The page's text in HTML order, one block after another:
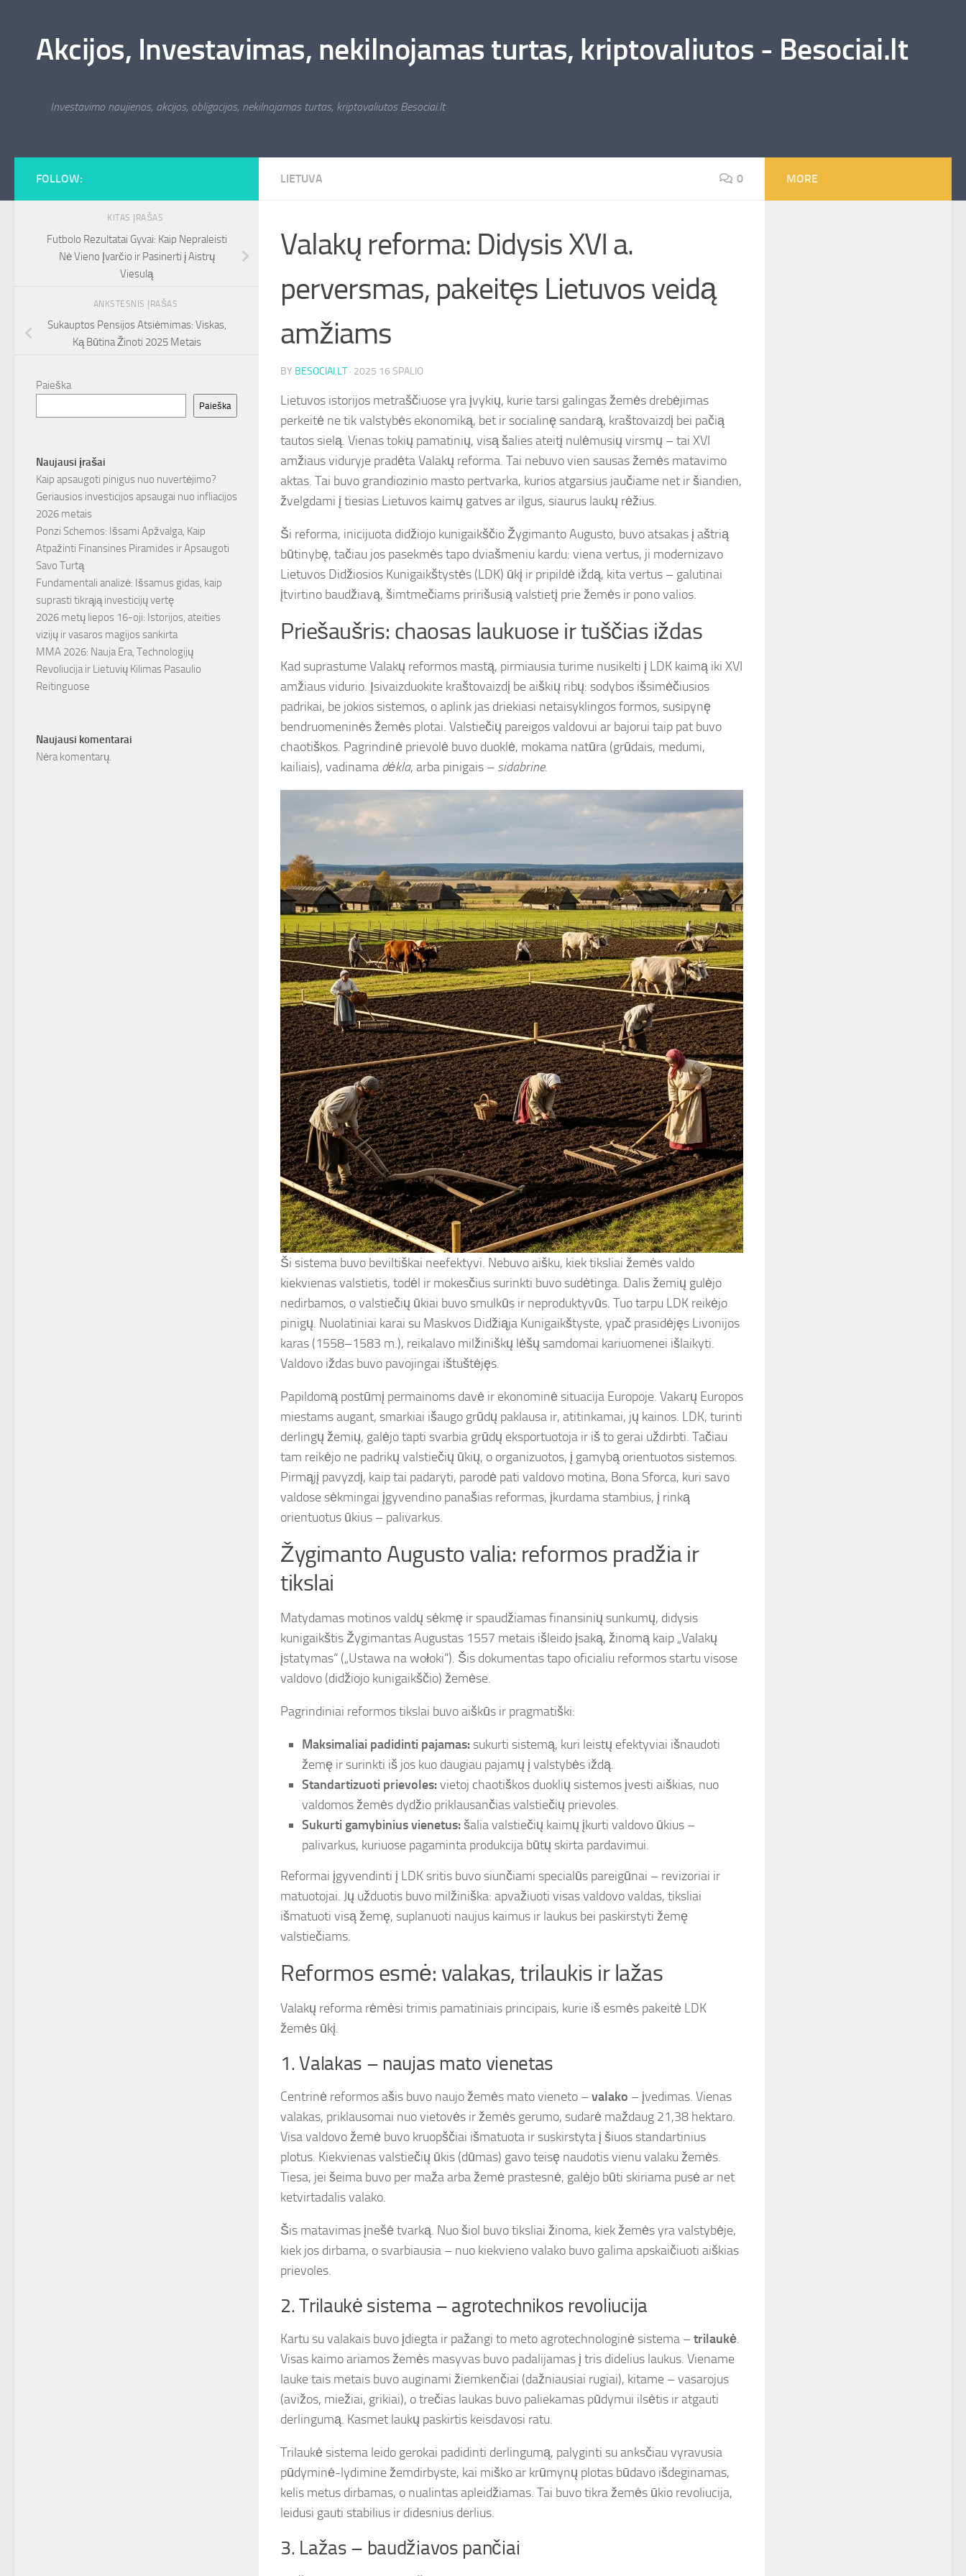
Akcijos, Investavimas, nekilnojamas turtas, kriptovaliutos - Besociai.lt
Investavimo naujienos, akcijos, obligacijos, nekilnojamas turtas, kriptovaliutos Besociai.lt
LIETUVA 0
Valakų reforma: Didysis XVI a.
perversmas, pakeitęs Lietuvos veidą
amžiams
BY BESOCIAI.LT · 2025 16 SPALIO
Lietuvos istorijos metraščiuose yra įvykių, kurie tarsi galingas žemės drebėjimas
perkeitė ne tik valstybės ekonomiką, bet ir socialinę sandarą, kraštovaizdį bei pačią
tautos sielą. Vienas tokių pamatinių, visą šalies ateitį nulėmusių virsmų – tai XVI
amžiaus viduryje pradėta Valakų reforma. Tai nebuvo vien sausas žemės matavimo
aktas. Tai buvo grandiozinio masto pertvarka, kurios atgarsius jaučiame net ir šiandien,
žvelgdami į tiesias Lietuvos kaimų gatves ar ilgus, siaurus laukų rėžius.
Ši reforma, inicijuota didžiojo kunigaikščio Žygimanto Augusto, buvo atsakas į aštrią
būtinybę, tačiau jos pasekmės tapo dviašmeniu kardu: viena vertus, ji modernizavo
Lietuvos Didžiosios Kunigaikštystės (LDK) ūkį ir pripildė iždą, kita vertus – galutinai
įtvirtino baudžiavą, šimtmečiams pririšusią valstietį prie žemės ir pono valios.
Priešaušris: chaosas laukuose ir tuščias iždas
Kad suprastume Valakų reformos mastą, pirmiausia turime nusikelti į LDK kaimą iki XVI
amžiaus vidurio. Įsivaizduokite kraštovaizdį be aiškių ribų: sodybos išsimėčiusios
padrikai, be jokios sistemos, o aplink jas driekiasi netaisyklingos formos, susipynę
bendruomeninės žemės plotai. Valstiečių pareigos valdovui ar bajorui taip pat buvo
chaotiškos. Pagrindinė prievolė buvo duoklė, mokama natūra (grūdais, medumi,
kailiais), vadinama dėkla, arba pinigais – sidabrine.
Ši sistema buvo beviltiškai neefektyvi. Nebuvo aišku, kiek tiksliai žemės valdo
kiekvienas valstietis, todėl ir mokesčius surinkti buvo sudėtinga. Dalis žemių gulėjo
nedirbamos, o valstiečių ūkiai buvo smulkūs ir neproduktyvūs. Tuo tarpu LDK reikėjo
pinigų. Nuolatiniai karai su Maskvos Didžiąja Kunigaikštyste, ypač prasidėjęs Livonijos
karas (1558–1583 m.), reikalavo milžiniškų lėšų samdomai kariuomenei išlaikyti.
Valdovo iždas buvo pavojingai ištuštėjęs.
Papildomą postūmį permainoms davė ir ekonominė situacija Europoje. Vakarų Europos
miestams augant, smarkiai išaugo grūdų paklausa ir, atitinkamai, jų kainos. LDK, turinti
derlingų žemių, galėjo tapti svarbia grūdų eksportuotoja ir iš to gerai uždirbti. Tačiau
tam reikėjo ne padrikų valstiečių ūkių, o organizuotos, į gamybą orientuotos sistemos.
Pirmąjį pavyzdį, kaip tai padaryti, parodė pati valdovo motina, Bona Sforca, kuri savo
valdose sėkmingai įgyvendino panašias reformas, įkurdama stambius, į rinką
orientuotus ūkius – palivarkus.
Žygimanto Augusto valia: reformos pradžia ir
tikslai
Matydamas motinos valdų sėkmę ir spaudžiamas finansinių sunkumų, didysis
kunigaikštis Žygimantas Augustas 1557 metais išleido įsaką, žinomą kaip „Valakų
įstatymas“ („Ustawa na wołoki“). Šis dokumentas tapo oficialiu reformos startu visose
valdovo (didžiojo kunigaikščio) žemėse.
Pagrindiniai reformos tikslai buvo aiškūs ir pragmatiški:
Maksimaliai padidinti pajamas: sukurti sistemą, kuri leistų efektyviai išnaudoti
žemę ir surinkti iš jos kuo daugiau pajamų į valstybės iždą.
Standartizuoti prievoles:vietoj chaotiškos duoklių sistemos įvesti aiškias, nuo
valdomos žemės dydžio priklausančias valstiečių prievoles.
Sukurti gamybinius vienetus:šalia valstiečių kaimų įkurti valdovo ūkius –
palivarkus, kuriuose pagaminta produkcija būtų skirta pardavimui.
Reformai įgyvendinti į LDK sritis buvo siunčiami specialūs pareigūnai – revizoriai ir
matuotojai. Jų užduotis buvo milžiniška: apvažiuoti visas valdovo valdas, tiksliai
išmatuoti visą žemę, suplanuoti naujus kaimus ir laukus bei paskirstyti žemę
valstiečiams.
Reformos esmė: valakas, trilaukis ir lažas
Valakų reforma rėmėsi trimis pamatiniais principais, kurie iš esmės pakeitė LDK
žemės ūkį.
1. Valakas – naujas mato vienetas
Centrinė reformos ašis buvo naujo žemės mato vieneto –valako – įvedimas. Vienas
valakas, priklausomai nuo vietovės ir žemės gerumo, sudarė maždaug 21,38 hektaro.
Visa valdovo žemė buvo kruopščiai išmatuota ir suskirstyta į šiuos standartinius
plotus. Kiekvienas valstiečių ūkis (dūmas) gavo teisę naudotis vienu valaku žemės.
Tiesa, jei šeima buvo per maža arba žemė prastesnė, galėjo būti skiriama pusė ar net
ketvirtadalis valako.
Šis matavimas įnešė tvarką. Nuo šiol buvo tiksliai žinoma, kiek žemės yra valstybėje,
kiek jos dirbama, o svarbiausia – nuo kiekvieno valako buvo galima apskaičiuoti aiškias
prievoles.
2. Trilaukė sistema – agrotechnikos revoliucija
Kartu su valakais buvo įdiegta ir pažangi to meto agrotechnologinė sistema –trilaukė.
Visas kaimo ariamos žemės masyvas buvo padalijamas į tris didelius laukus. Viename
lauke tais metais buvo auginami žiemkenčiai (dažniausiai rugiai), kitame – vasarojus
(avižos, miežiai, grikiai), o trečias laukas buvo paliekamas pūdymui ilsėtis ir atgauti
derlingumą. Kasmet laukų paskirtis keisdavosi ratu.
Trilaukė sistema leido gerokai padidinti derlingumą, palyginti su anksčiau vyravusia
pūdyminė-lydimine žemdirbyste, kai miško ar krūmynų plotas būdavo išdeginamas,
kelis metus dirbamas, o nualintas apleidžiamas. Tai buvo tikra žemės ūkio revoliucija,
leidusi gauti stabilius ir didesnius derlius.
3. Lažas – baudžiavos pančiai
FOLLOW:
KITAS ĮRAŠAS
Futbolo Rezultatai Gyvai: Kaip Nepraleisti
Nė Vieno Įvarčio ir Pasinerti į Aistrų
Viesulą
ANKSTESNIS ĮRAŠAS
Sukauptos Pensijos Atsiėmimas: Viskas,
Ką Būtina Žinoti 2025 Metais
Paieška
Paieška
Naujausi įrašai
Kaip apsaugoti pinigus nuo nuvertėjimo?
Geriausios investicijos apsaugai nuo infliacijos
2026 metais
Ponzi Schemos: Išsami Apžvalga, Kaip
Atpažinti Finansines Piramides ir Apsaugoti
Savo Turtą
Fundamentali analizė: Išsamus gidas, kaip
suprasti tikrąją investicijų vertę
2026 metų liepos 16-oji: Istorijos, ateities
vizijų ir vasaros magijos sankirta
MMA 2026: Nauja Era, Technologijų
Revoliucija ir Lietuvių Kilimas Pasaulio
Reitinguose
Naujausi komentarai
Nėra komentarų.
MORE